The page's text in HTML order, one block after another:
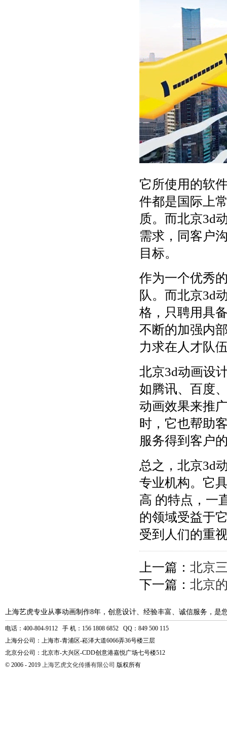
它所使用的软
件都是国际上
质。而北京3d
需求，同客户
目标。
作为一个优秀
队。而北京3d
格，只聘用具
不断的加强内
力求在人才队
北京3d动画设
如腾讯、百度
动画效果来推
时，它也帮助
服务得到客户
总之，北京3d
专业机构。它
高 的特点，一
的领域受益于
受到人们的重
上一篇： 北京
下一篇： 北京
上海艺虎专业从事动画制作8年，创意设计、经验丰富、诚信服务，是
电话：400-804-9112 手 机：156 1808 6852 QQ：849 500 115
上海分公司：上海市-青浦区-崧泽大道6066弄36号楼三层
北京分公司：北京市-大兴区-CDD创意港嘉悦广场七号楼512
© 2006 - 2019 上海艺虎文化传播有限公司 版权所有